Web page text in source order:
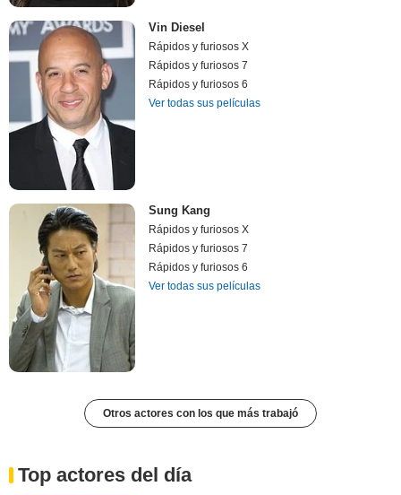
Vin Diesel
Rápidos y furiosos X
Rápidos y furiosos 7
Rápidos y furiosos 6
Ver todas sus películas
Sung Kang
Rápidos y furiosos X
Rápidos y furiosos 7
Rápidos y furiosos 6
Ver todas sus películas
Otros actores con los que más trabajó
Top actores del día